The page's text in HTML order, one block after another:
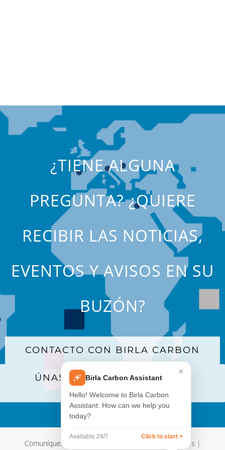
¿TIENE ALGUNA
PREGUNTA? ¿QUIERE
RECIBIR LAS NOTICIAS,
EVENTOS Y AVISOS EN SU
BUZÓN?
CONTACTO CON BIRLA CARBON
ÚNASE A NUESTRA LISTA DE
Comuníquese con nosotros Términos y Condiciones |
×
Birla Carbon Assistant
Hello! Welcome to Birla Carbon
Assistant. How can we help you
today?
Available 24/7 Click to start >